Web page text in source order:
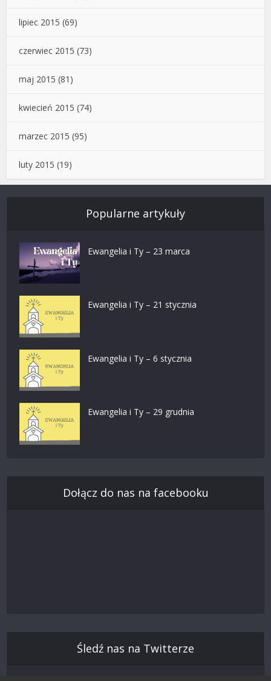
lipiec 2015 (69)
czerwiec 2015 (73)
maj 2015 (81)
kwiecień 2015 (74)
marzec 2015 (95)
luty 2015 (19)
Popularne artykuły
Ewangelia i Ty – 23 marca
Ewangelia i Ty – 21 stycznia
Ewangelia i Ty – 6 stycznia
Ewangelia i Ty – 29 grudnia
Dołącz do nas na facebooku
Śledź nas na Twitterze